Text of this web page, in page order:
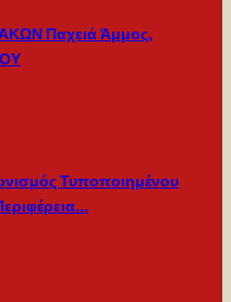
Παχειά Άμμος,
Τυποποιημένου